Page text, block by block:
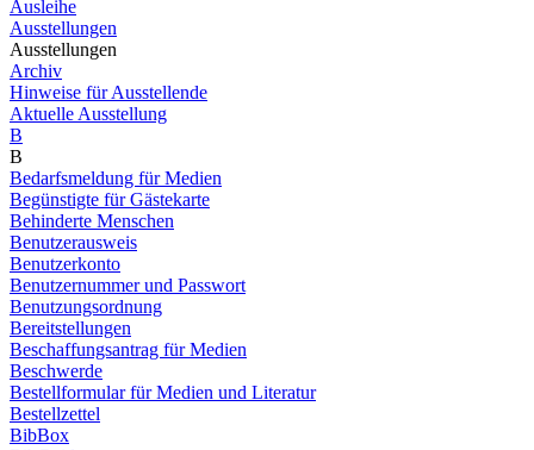
Ausleihe
Ausstellungen
Ausstellungen
Archiv
Hinweise für Ausstellende
Aktuelle Ausstellung
B
B
Bedarfsmeldung für Medien
Begünstigte für Gästekarte
Behinderte Menschen
Benutzerausweis
Benutzerkonto
Benutzernummer und Passwort
Benutzungsordnung
Bereitstellungen
Beschaffungsantrag für Medien
Beschwerde
Bestellformular für Medien und Literatur
Bestellzettel
BibBox